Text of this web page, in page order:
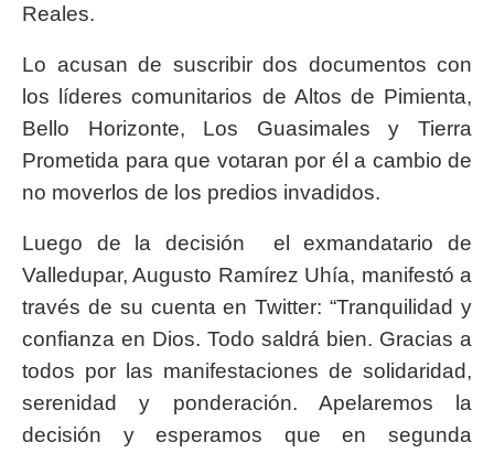
Reales.
Lo acusan de suscribir dos documentos con
los líderes comunitarios de Altos de Pimienta,
Bello Horizonte, Los Guasimales y Tierra
Prometida para que votaran por él a cambio de
no moverlos de los predios invadidos.
Luego de la decisión el exmandatario de
Valledupar, Augusto Ramírez Uhía, manifestó a
través de su cuenta en Twitter: “Tranquilidad y
confianza en Dios. Todo saldrá bien. Gracias a
todos por las manifestaciones de solidaridad,
serenidad y ponderación. Apelaremos la
decisión y esperamos que en segunda